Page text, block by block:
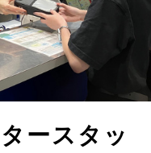
ースタッ